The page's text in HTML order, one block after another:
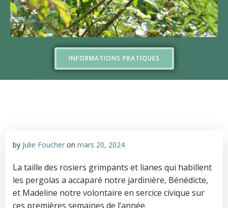
INFORMATIONS PRATIQUES
by Julie Foucher on mars 20, 2024
La taille des rosiers grimpants et lianes qui habillent
les pergolas a accaparé notre jardinière, Bénédicte,
et Madeline notre volontaire en sercice civique sur
ces premières semaines de l’année.